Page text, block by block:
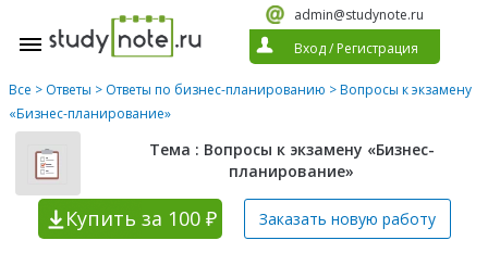
admin@studynote.ru
Вход/ Регистрация
Все > Ответы > Ответы по бизнес-планированию > Вопросы к экзамену
«Бизнес-планирование»
Тема : Вопросы к экзамену «Бизнес-
планирование»
Купить за 100 ₽ Заказать новую работу